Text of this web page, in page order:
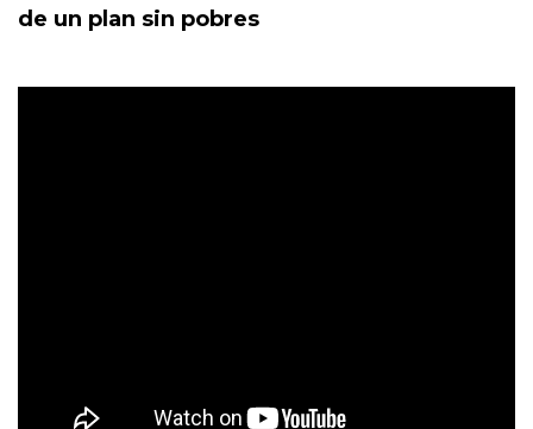
de un plan sin pobres